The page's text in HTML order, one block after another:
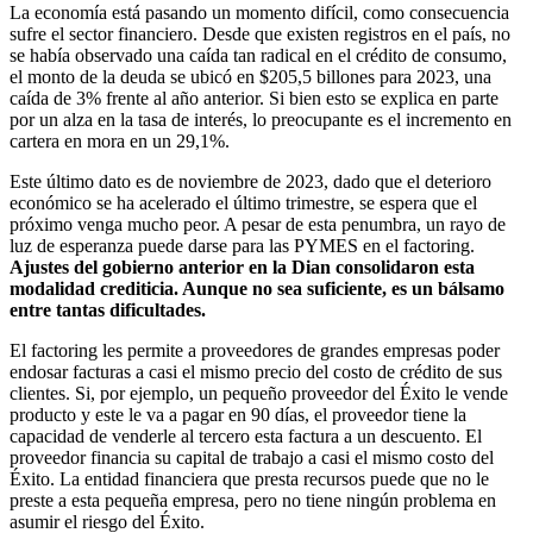
La economía está pasando un momento difícil, como consecuencia
sufre el sector financiero. Desde que existen registros en el país, no
se había observado una caída tan radical en el crédito de consumo,
el monto de la deuda se ubicó en $205,5 billones para 2023, una
caída de 3% frente al año anterior. Si bien esto se explica en parte
por un alza en la tasa de interés, lo preocupante es el incremento en
cartera en mora en un 29,1%.
Este último dato es de noviembre de 2023, dado que el deterioro
económico se ha acelerado el último trimestre, se espera que el
próximo venga mucho peor. A pesar de esta penumbra, un rayo de
luz de esperanza puede darse para las PYMES en el factoring.
Ajustes del gobierno anterior en la Dian consolidaron esta
modalidad crediticia. Aunque no sea suficiente, es un bálsamo
entre tantas dificultades.
El factoring les permite a proveedores de grandes empresas poder
endosar facturas a casi el mismo precio del costo de crédito de sus
clientes. Si, por ejemplo, un pequeño proveedor del Éxito le vende
producto y este le va a pagar en 90 días, el proveedor tiene la
capacidad de venderle al tercero esta factura a un descuento. El
proveedor financia su capital de trabajo a casi el mismo costo del
Éxito. La entidad financiera que presta recursos puede que no le
preste a esta pequeña empresa, pero no tiene ningún problema en
asumir el riesgo del Éxito.